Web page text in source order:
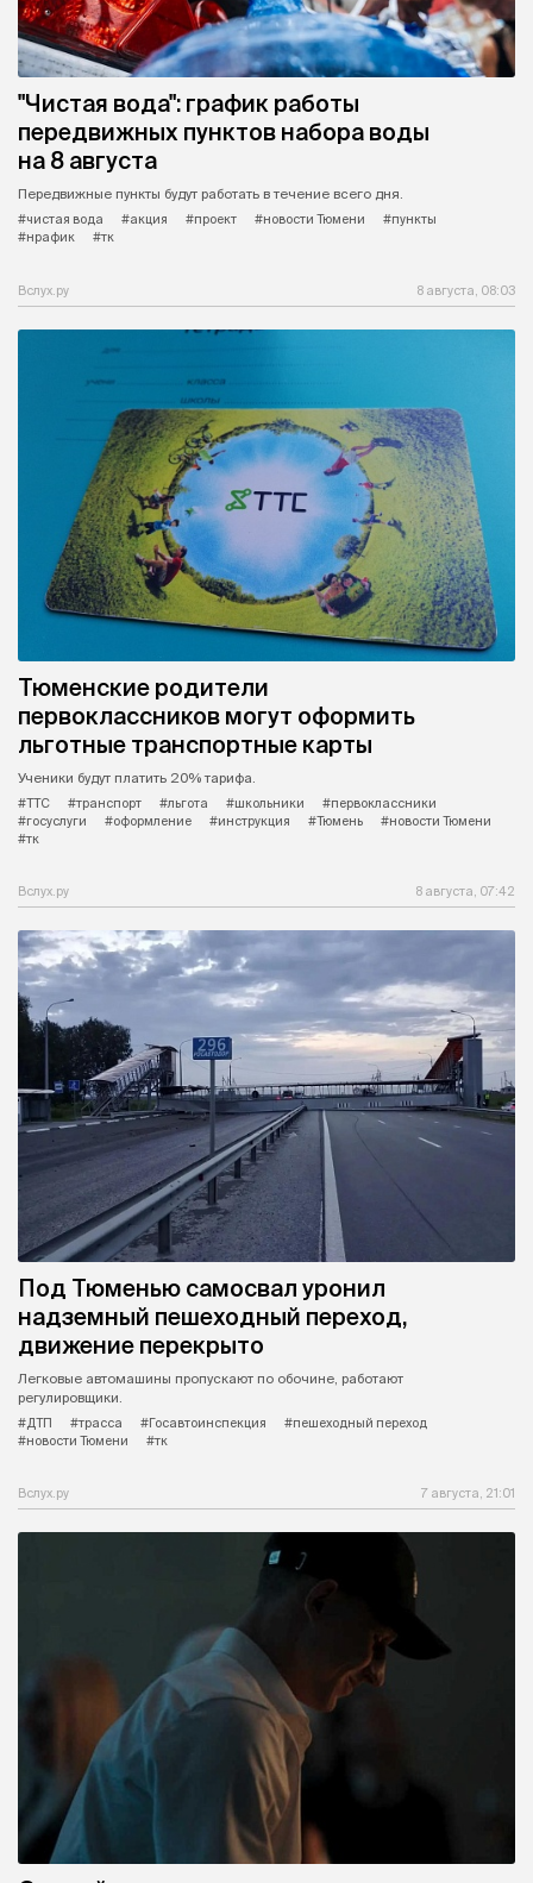
"Чистая вода": график работы
передвижных пунктов набора воды
на 8 августа
Передвижные пункты будут работать в течение всего дня.
#чистая вода
#акция #проект #новости Тюмени
#пункты
#нрафик
#тк
Вслух.ру 8 августа, 08:03
Тюменские родители
первоклассников могут оформить
льготные транспортные карты
Ученики будут платить 20% тарифа.
#ТТС
#транспорт #льгота #школьники
#первоклассники
#госуслуги
#оформление #инструкция #Тюмень
#новости Тюмени
#тк
Вслух.ру 8 августа, 07:42
Под Тюменью самосвал уронил
надземный пешеходный переход,
движение перекрыто
Легковые автомашины пропускают по обочине, работают
регулировщики.
#ДТП
#трасса #Госавтоинспекция
#пешеходный переход
#новости Тюмени
#тк
Вслух.ру 7 августа, 21:01